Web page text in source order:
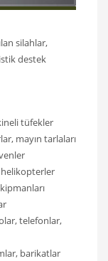
silahlar,
destek
tüfekler
mayın tarlaları
helikopterler
telefonlar,
barikatlar